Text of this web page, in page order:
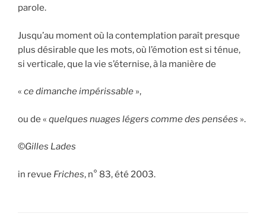
parole.
Jusqu’au moment où la contemplation paraît presque
plus désirable que les mots, où l’émotion est si ténue,
si verticale, que la vie s’éternise, à la manière de
« ce dimanche impérissable »,
ou de « quelques nuages légers comme des pensées ».
©Gilles Lades
in revue Friches, n° 83, été 2003.